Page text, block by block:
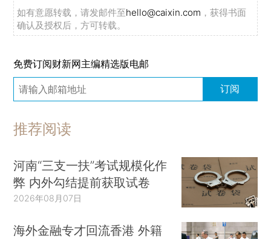
如有意愿转载，请发邮件至hello@caixin.com ，获得书面
确认及授权后，方可转载。
免费订阅财新网主编精选版电邮
订阅
推荐阅读
河南“三支一扶”考试规模化作
弊 内外勾结提前获取试卷
2026年08月07日
海外金融专才回流香港 外籍